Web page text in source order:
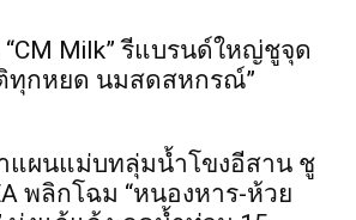
“CM Milk” รีแบรนด์ใหญ่ชูจุด
ทุกหยด นมสดสหกรณ์”
แผนแม่บทลุ่มน้ำโขงอีสาน ชู
พลิกโฉม “หนองหาร-ห้วย